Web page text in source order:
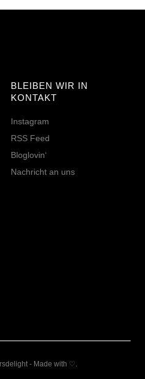
BLEIBEN WIR IN
KONTAKT
Instagram
RSS Feed
Bloglovin‘
Nachricht an uns
- Made with ♡